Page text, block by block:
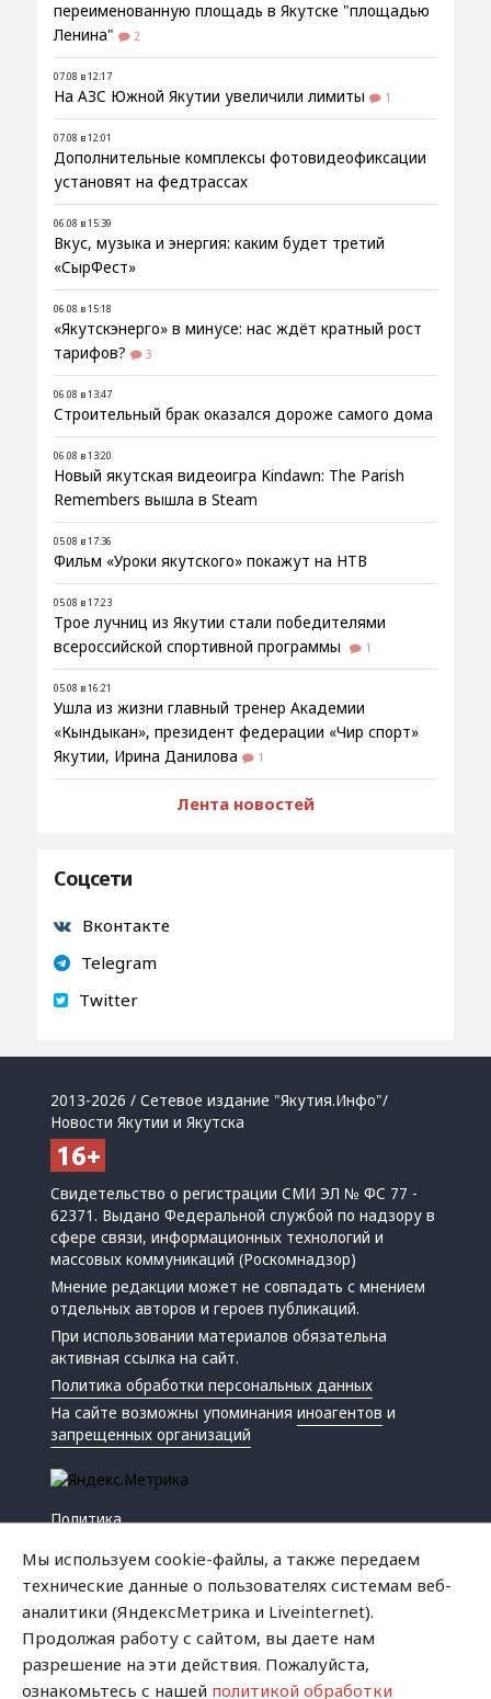
переименованную площадь в Якутске "площадью
Ленина"
2
07.08 в 12:17
На АЗС Южной Якутии увеличили лимиты 1
07.08 в 12:01
Дополнительные комплексы фотовидеофиксации
установят на федтрассах
06.08 в 15:39
Вкус, музыка и энергия: каким будет третий
«СырФест»
06.08 в 15:18
«Якутскэнерго» в минусе: нас ждёт кратный рост
тарифов?
3
06.08 в 13:47
Строительный брак оказался дороже самого дома
06.08 в 13:20
Новый якутская видеоигра Kindawn: The Parish
Remembers вышла в Steam
05.08 в 17:36
Фильм «Уроки якутского» покажут на НТВ
05.08 в 17:23
Трое лучниц из Якутии стали победителями
всероссийской спортивной программы
1
05.08 в 16:21
Ушла из жизни главный тренер Академии
«Кындыкан», президент федерации «Чир спорт»
Якутии, Ирина Данилова
1
Лента новостей
Соцсети
Вконтакте
Telegram
Twitter
2013-2026 / Сетевое издание "Якутия.Инфо"/
Новости Якутии и Якутска
Свидетельство о регистрации СМИ ЭЛ № ФС 77 -
62371. Выдано Федеральной службой по надзору в
сфере связи, информационных технологий и
массовых коммуникаций (Роскомнадзор)
Мнение редакции может не совпадать с мнением
отдельных авторов и героев публикаций.
При использовании материалов обязательна
активная ссылка на сайт.
Политика обработки персональных данных
На сайте возможны упоминанияиноагентов и
запрещенных организаций
Политика
Криминал
Мы используем cookie-файлы, а также передаем
технические данные о пользователях системам веб-
аналитики (ЯндексМетрика и Liveinternet).
Продолжая работу с сайтом, вы даете нам
разрешение на эти действия. Пожалуйста,
ознакомьтесь с нашей политикой обработки